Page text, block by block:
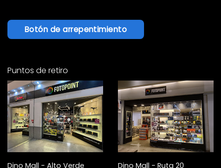
Botón de arrepentimiento
Puntos de retiro
Dino Mall - Alto Verde
Dino Mall - Ruta 20